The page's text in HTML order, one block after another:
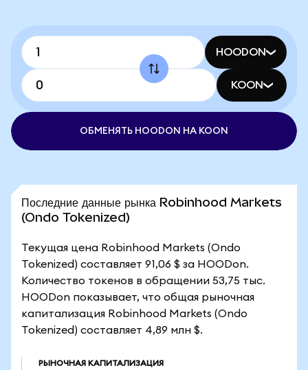
HOODON
KOON
ОБМЕНЯТЬ HOODON НА KOON
Последние данные рынка Robinhood Markets
(Ondo Tokenized)
Текущая цена Robinhood Markets (Ondo
Tokenized) составляет 91,06 $ за HOODon.
Количество токенов в обращении 53,75 тыс.
HOODon показывает, что общая рыночная
капитализация Robinhood Markets (Ondo
Tokenized) составляет 4,89 млн $.
РЫНОЧНАЯ КАПИТАЛИЗАЦИЯ